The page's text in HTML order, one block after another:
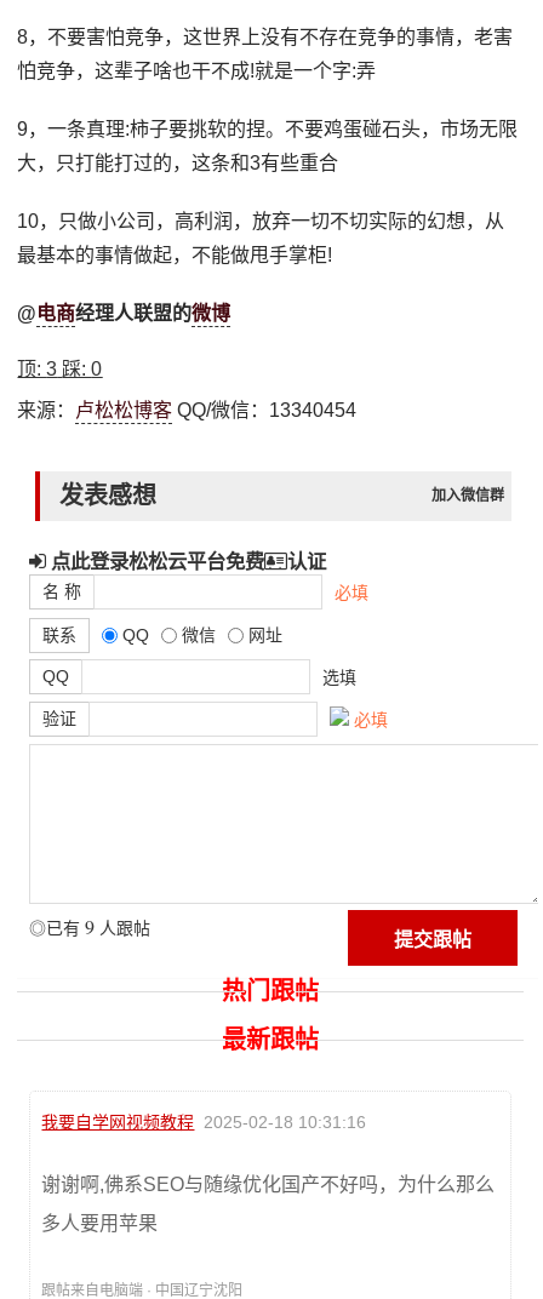
8，不要害怕竞争，这世界上没有不存在竞争的事情，老害
怕竞争，这辈子啥也干不成!就是一个字:弄
9，一条真理:柿子要挑软的捏。不要鸡蛋碰石头，市场无限
大，只打能打过的，这条和3有些重合
10，只做小公司，高利润，放弃一切不切实际的幻想，从
最基本的事情做起，不能做甩手掌柜!
@电商经理人联盟的微博
顶:3 踩:0
来源： 卢松松博客 QQ/微信：13340454
发表感想 加入微信群
点此登录松松云平台免费 认证
名 称 必填
联系 QQ 微信 网址
QQ 选填
验证 必填
◎已有 9 人跟帖
热门跟帖
最新跟帖
我要自学网视频教程 2025-02-18 10:31:16
谢谢啊,佛系SEO与随缘优化国产不好吗，为什么那么
多人要用苹果
跟帖来自电脑端 · 中国辽宁沈阳